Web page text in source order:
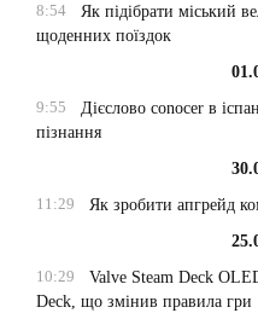
8:54
Як підібрати міський
щоденних поїздок
9:55
Дієслово conocer в
пізнання
11:29
Як зробити апгрейд
10:29
Valve Steam Deck
Deck, що змінив правила гри